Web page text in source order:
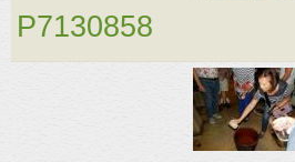
P7130858